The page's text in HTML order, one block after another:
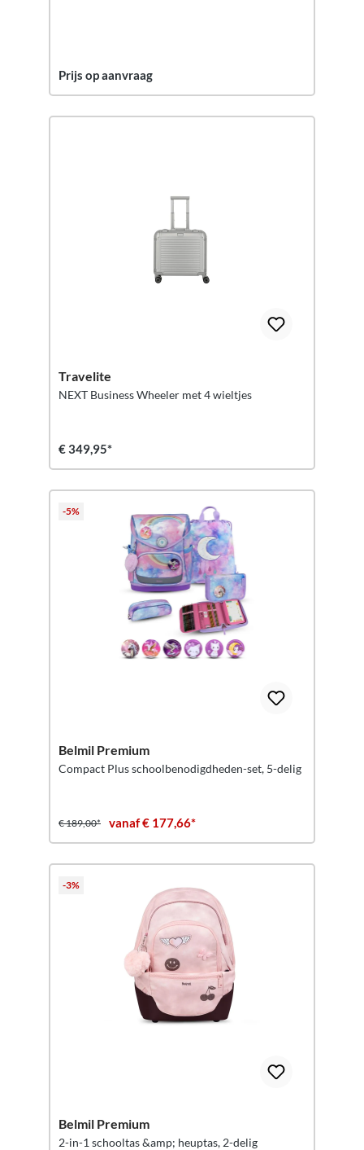
Prijs op aanvraag
Travelite
NEXT Business Wheeler met 4 wieltjes
€ 349,95*
-5%
Belmil Premium
Compact Plus schoolbenodigdheden-set, 5-delig
€ 189,00* vanaf € 177,66*
-3%
Belmil Premium
2-in-1 schooltas &amp; heuptas, 2-delig